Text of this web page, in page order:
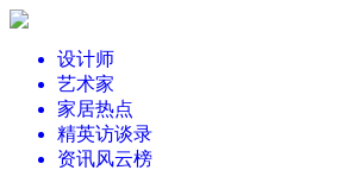
设计师
艺术家
家居热点
精英访谈录
资讯风云榜